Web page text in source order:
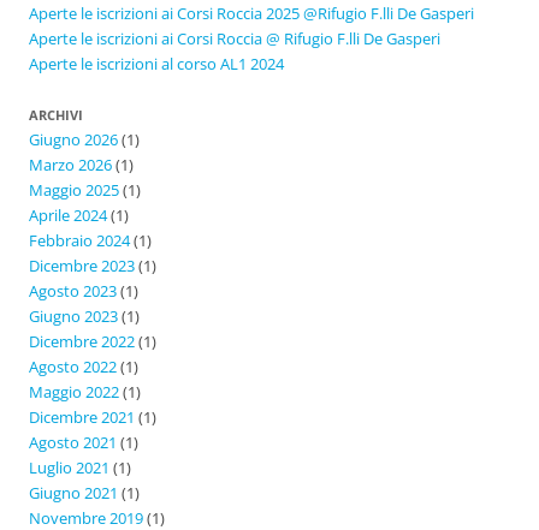
Aperte le iscrizioni ai Corsi Roccia 2025 @Rifugio F.lli De Gasperi
Aperte le iscrizioni ai Corsi Roccia @ Rifugio F.lli De Gasperi
Aperte le iscrizioni al corso AL1 2024
ARCHIVI
Giugno 2026(1)
Marzo 2026(1)
Maggio 2025(1)
Aprile 2024(1)
Febbraio 2024(1)
Dicembre 2023(1)
Agosto 2023(1)
Giugno 2023(1)
Dicembre 2022(1)
Agosto 2022(1)
Maggio 2022(1)
Dicembre 2021 (1)
Agosto 2021 (1)
Luglio 2021 (1)
Giugno 2021 (1)
Novembre 2019(1)